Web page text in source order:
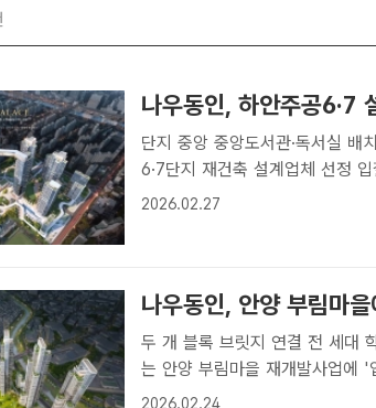
나우동인, 하안주공6·7
단지 중앙 중앙도서관·독서실 배치 제안 나우동인건축사사무소
6·7단지 재건축 설계업체 선정
팩트 | 공미나 기자] 나우동인건
2026.02.27
나우동인, 안양 부림마
두 개 블록 브릿지 연결 전 세대 학의천·관악산
는 안양 부림마을 재개발사업에 '
안양 부림마을 조감도다. /나우동
2026.02.24